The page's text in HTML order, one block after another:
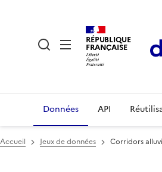
RÉPUBLIQUE
FRANÇAISE
Données API
Accueil Jeux de données Corridors